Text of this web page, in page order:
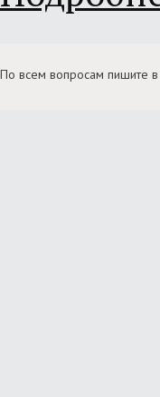
По всем вопросам пишите в